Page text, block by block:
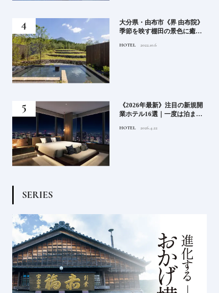
大分県・由布市《界 由布院》
季節を映す棚田の景色に癒さ
HOTEL 2022.10.6
《2026年最新》注目の新規開
業ホテル16選｜一度は泊まり
ホテル
HOTEL 2026.4.22
SERIES